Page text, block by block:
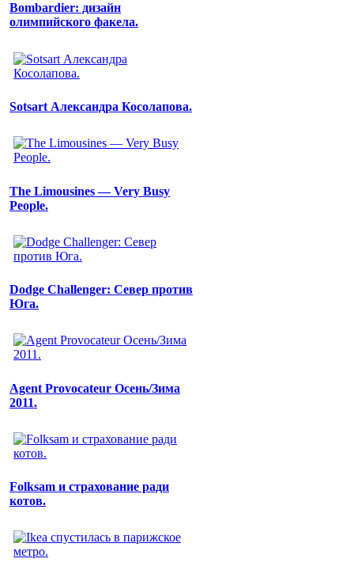
Bombardier: дизайн
олимпийского факела.
Sotsart Александра Косолапова.
The Limousines — Very Busy
People.
Dodge Challenger: Север против
Юга.
Agent Provocateur Осень/Зима
2011.
Folksam и страхование ради
котов.